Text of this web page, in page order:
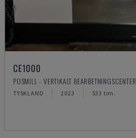
CE1000
POSMILL - VERTIKALT BEARBETNINGSCENTER
TYSKLAND 2023 533 tim.